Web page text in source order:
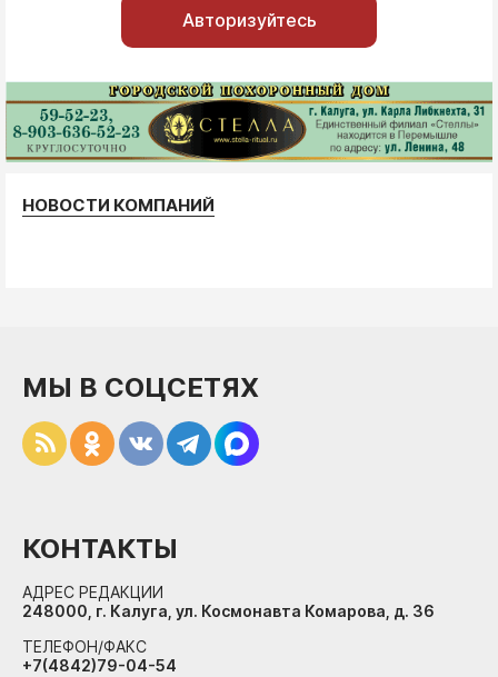
Авторизуйтесь
НОВОСТИ КОМПАНИЙ
МЫ В СОЦСЕТЯХ
КОНТАКТЫ
АДРЕС РЕДАКЦИИ
248000, г. Калуга, ул. Космонавта Комарова, д. 36
ТЕЛЕФОН/ФАКС
+7(4842)79-04-54